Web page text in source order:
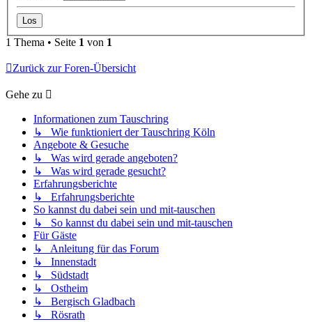
1 Thema • Seite 1 von 1
Zurück zur Foren-Übersicht
Gehe zu
Informationen zum Tauschring
↳ Wie funktioniert der Tauschring Köln
Angebote & Gesuche
↳ Was wird gerade angeboten?
↳ Was wird gerade gesucht?
Erfahrungsberichte
↳ Erfahrungsberichte
So kannst du dabei sein und mit-tauschen
↳ So kannst du dabei sein und mit-tauschen
Für Gäste
↳ Anleitung für das Forum
↳ Innenstadt
↳ Südstadt
↳ Ostheim
↳ Bergisch Gladbach
↳ Rösrath